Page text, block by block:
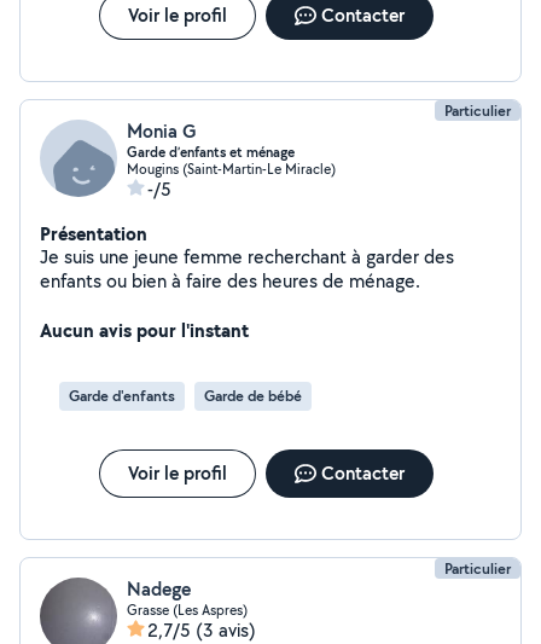
Voir le profil Contacter
Particulier
Monia G
Garde d’enfants et ménage
Mougins (Saint-Martin-Le Miracle)
-/5
Présentation
Je suis une jeune femme recherchant à garder des
enfants ou bien à faire des heures de ménage.
Aucun avis pour l'instant
Garde d'enfants Garde de bébé
Voir le profil Contacter
Particulier
Nadege
Grasse (Les Aspres)
2,7/5 (3 avis)